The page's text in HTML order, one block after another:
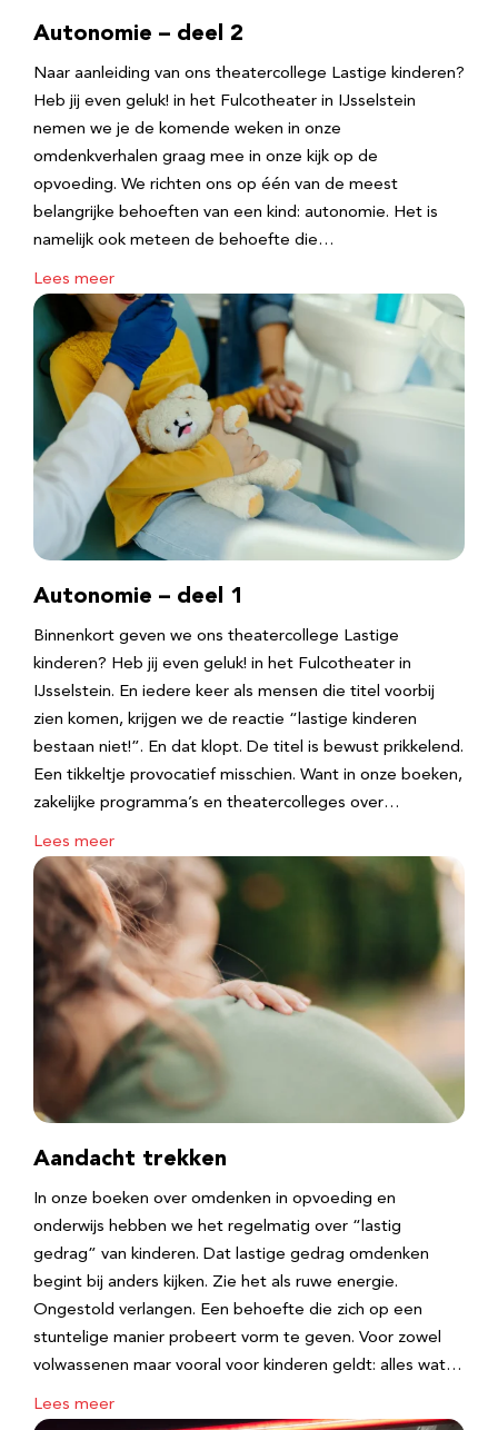
Autonomie – deel 2
Naar aanleiding van ons theatercollege Lastige kinderen?
Heb jij even geluk! in het Fulcotheater in IJsselstein
nemen we je de komende weken in onze
omdenkverhalen graag mee in onze kijk op de
opvoeding. We richten ons op één van de meest
belangrijke behoeften van een kind: autonomie. Het is
namelijk ook meteen de behoefte die…
Lees meer
Autonomie – deel 1
Binnenkort geven we ons theatercollege Lastige
kinderen? Heb jij even geluk! in het Fulcotheater in
IJsselstein. En iedere keer als mensen die titel voorbij
zien komen, krijgen we de reactie “lastige kinderen
bestaan niet!”. En dat klopt. De titel is bewust prikkelend.
Een tikkeltje provocatief misschien. Want in onze boeken,
zakelijke programma’s en theatercolleges over…
Lees meer
Aandacht trekken
In onze boeken over omdenken in opvoeding en
onderwijs hebben we het regelmatig over “lastig
gedrag” van kinderen. Dat lastige gedrag omdenken
begint bij anders kijken. Zie het als ruwe energie.
Ongestold verlangen. Een behoefte die zich op een
stuntelige manier probeert vorm te geven. Voor zowel
volwassenen maar vooral voor kinderen geldt: alles wat…
Lees meer